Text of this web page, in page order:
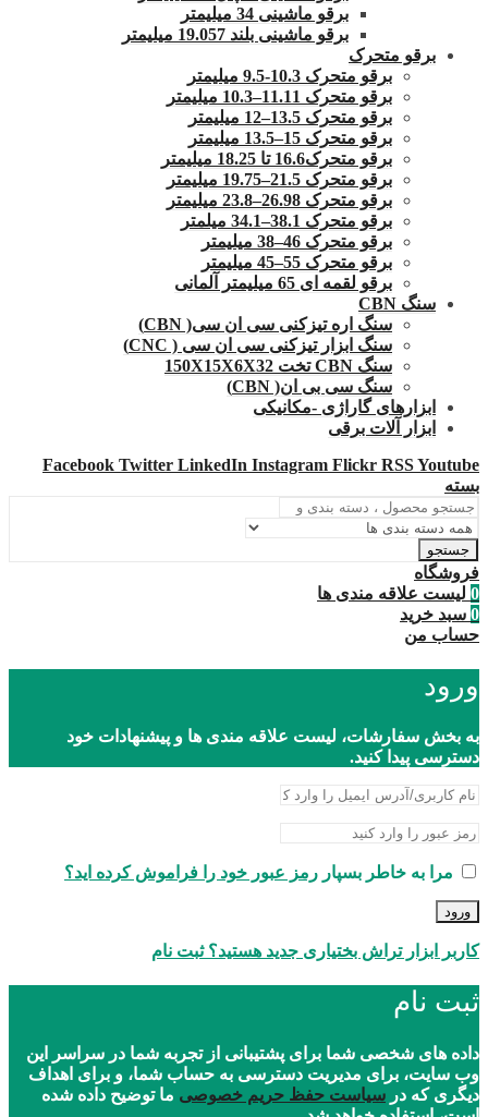
برقو ماشینی 34 میلیمتر
برقو ماشینی بلند 19.057 میلیمتر
برقو متحرک
برقو متحرک 10.3-9.5 میلیمتر
برقو متحرک 11.11–10.3 میلیمتر
برقو متحرک 13.5–12 میلیمتر
برقو متحرک 15–13.5 میلیمتر
برقو متحرک16.6 تا 18.25 میلیمتر
برقو متحرک 21.5–19.75 میلیمتر
برقو متحرک 26.98–23.8 میلیمتر
برقو متحرک 38.1–34.1 میلمتر
برقو متحرک 46–38 میلیمتر
برقو متحرک 55–45 میلیمتر
برقو لقمه ای 65 میلیمتر آلمانی
سنگ CBN
سنگ اره تیزکنی سی ان سی( CBN)
سنگ ابزار تیزکنی سی ان سی ( CNC)
سنگ CBN تخت 150X15X6X32
سنگ سی بی ان( CBN)
ابزارهای گاراژی -مکانیکی
ابزار آلات برقی
Facebook Twitter LinkedIn Instagram Flickr RSSYoutube
بسته
جستجو
فروشگاه
0 لیست علاقه مندی ها
0 سبد خرید
حساب من
ورود
به بخش سفارشات، لیست علاقه مندی ها و پیشنهادات خود
دسترسی پیدا کنید.
مرا به خاطر بسپار رمز عبور خود را فراموش کرده اید؟
ورود
کاربر ابزار تراش بختیاری جدید هستید؟ ثبت نام
ثبت نام
داده های شخصی شما برای پشتیبانی از تجربه شما در سراسر این
وب سایت، برای مدیریت دسترسی به حساب شما، و برای اهداف
دیگری که در سیاست حفظ حریم خصوصی ما توضیح داده شده